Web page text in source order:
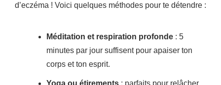
d’eczéma ! Voici quelques méthodes pour te détendre :
Méditation et respiration profonde : 5
minutes par jour suffisent pour apaiser ton
corps et ton esprit.
Yoga ou étirements : parfaits pour relâcher